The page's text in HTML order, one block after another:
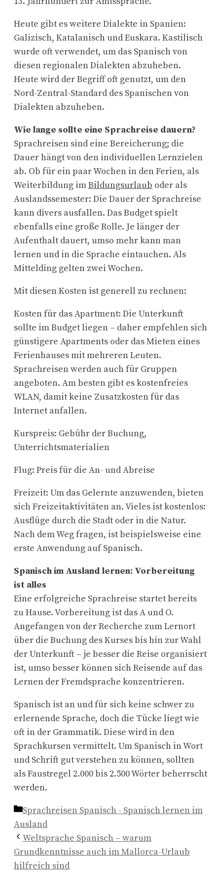
Heute gibt es weitere Dialekte in Spanien:
Galizisch, Katalanisch und Euskara. Kastilisch
wurde oft verwendet, um das Spanisch von
diesen regionalen Dialekten abzuheben.
Heute wird der Begriff oft genutzt, um den
Nord-Zentral-Standard des Spanischen von
Dialekten abzuheben.
Wie lange sollte eine Sprachreise dauern?
Sprachreisen sind eine Bereicherung; die
Dauer hängt von den individuellen Lernzielen
ab. Ob für ein paar Wochen in den Ferien, als
Weiterbildung imBildungsurlaub oder als
Auslandssemester: Die Dauer der Sprachreise
kann divers ausfallen. Das Budget spielt
ebenfalls eine große Rolle. Je länger der
Aufenthalt dauert, umso mehr kann man
lernen und in die Sprache eintauchen. Als
Mittelding gelten zwei Wochen.
Mit diesen Kosten ist generell zu rechnen:
Kosten für das Apartment: Die Unterkunft
sollte im Budget liegen – daher empfehlen sich
günstigere Apartments oder das Mieten eines
Ferienhauses mit mehreren Leuten.
Sprachreisen werden auch für Gruppen
angeboten. Am besten gibt es kostenfreies
WLAN, damit keine Zusatzkosten für das
Internet anfallen.
Kurspreis: Gebühr der Buchung,
Unterrichtsmaterialien
Flug: Preis für die An- und Abreise
Freizeit: Um das Gelernte anzuwenden, bieten
sich Freizeitaktivitäten an. Vieles ist kostenlos:
Ausflüge durch die Stadt oder in die Natur.
Nach dem Weg fragen, ist beispielsweise eine
erste Anwendung auf Spanisch.
Spanisch im Ausland lernen: Vorbereitung
ist alles
Eine erfolgreiche Sprachreise startet bereits
zu Hause. Vorbereitung ist das A und O.
Angefangen von der Recherche zum Lernort
über die Buchung des Kurses bis hin zur Wahl
der Unterkunft – je besser die Reise organisiert
ist, umso besser können sich Reisende auf das
Lernen der Fremdsprache konzentrieren.
Spanisch ist an und für sich keine schwer zu
erlernende Sprache, doch die Tücke liegt wie
oft in der Grammatik. Diese wird in den
Sprachkursen vermittelt. Um Spanisch in Wort
und Schrift gut verstehen zu können, sollten
als Faustregel 2.000 bis 2.500 Wörter beherrscht
werden.
Kategorien
Sprachreisen Spanisch - Spanisch lernen im
Ausland
Weltsprache Spanisch – warum
Grundkenntnisse auch im Mallorca-Urlaub
hilfreich sind